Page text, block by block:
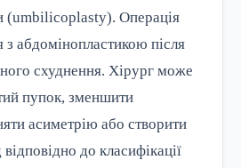
(umbilicoplasty). Операція
з абдомінопластикою після
схуднення. Хірург може
пупок, зменшити
асиметрію або створити
до класифікації